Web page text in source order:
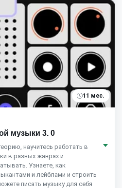
11 мес.
музыки 3. 0
научитесь работать в
в разных жанрах и
Узнаете, как
и лейблами и строить
писать музыку для себя